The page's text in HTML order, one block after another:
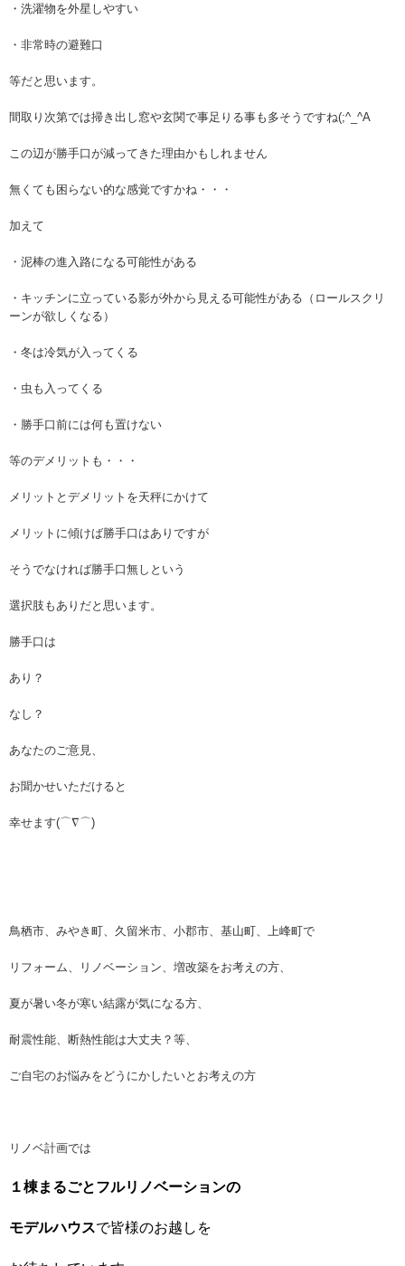
・洗濯物を外星しやすい
・非常時の避難口
等だと思います。
間取り次第では掃き出し窓や玄関で事足りる事も多そうですね(;^_^A
この辺が勝手口が減ってきた理由かもしれません
無くても困らない的な感覚ですかね・・・
加えて
・泥棒の進入路になる可能性がある
・キッチンに立っている影が外から見える可能性がある（ロールスクリ
ーンが欲しくなる）
・冬は冷気が入ってくる
・虫も入ってくる
・勝手口前には何も置けない
等のデメリットも・・・
メリットとデメリットを天秤にかけて
メリットに傾けば勝手口はありですが
そうでなければ勝手口無しという
選択肢もありだと思います。
勝手口は
あり？
なし？
あなたのご意見、
お聞かせいただけると
幸せます(⌒∇⌒)
鳥栖市、みやき町、久留米市、小郡市、基山町、上峰町で
リフォーム、リノベーション、増改築をお考えの方、
夏が暑い冬が寒い結露が気になる方、
耐震性能、断熱性能は大丈夫？等、
ご自宅のお悩みをどうにかしたいとお考えの方
リノベ計画では
１棟まるごとフルリノベーションの
モデルハウスで皆様のお越しを